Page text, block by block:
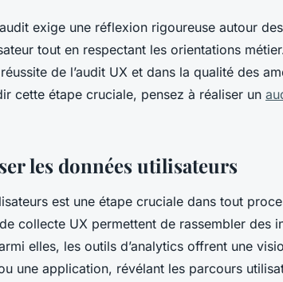
exige une réflexion rigoureuse autour
tout en respectant les orientations
de l’audit UX et dans la qualité des
cette étape cruciale, pensez à réaliser un
les données utilisateurs
est une étape cruciale dans tout
collecte UX permettent de rassembler des
elles, les outils d’analytics offrent une
une application, révélant les parcours